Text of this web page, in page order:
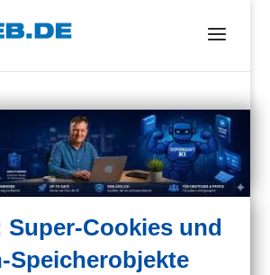
Super-Cookies und
Speicherobjekte